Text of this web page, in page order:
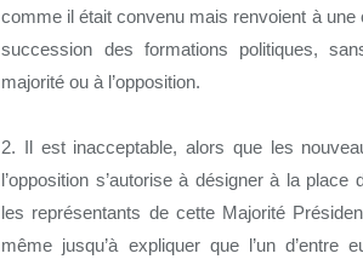
comme il était convenu mais renvoient à
succession des formations politiques,
majorité ou à l’opposition.
2. Il est inacceptable, alors que les
l’opposition s’autorise à désigner à la
les représentants de cette Majorité
même jusqu’à expliquer que l’un